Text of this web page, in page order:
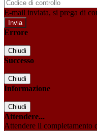
E-mail inviata, si prega di
Errore
Chiudi
Successo
Chiudi
Informazione
Chiudi
Attendere...
Attendere il completamento